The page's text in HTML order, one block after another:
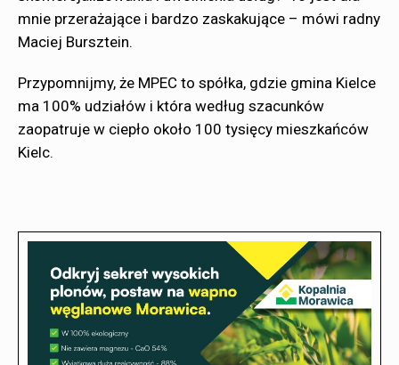
mnie przerażające i bardzo zaskakujące – mówi radny
Maciej Bursztein.
Przypomnijmy, że MPEC to spółka, gdzie gmina Kielce
ma 100% udziałów i która według szacunków
zaopatruje w ciepło około 100 tysięcy mieszkańców
Kielc.